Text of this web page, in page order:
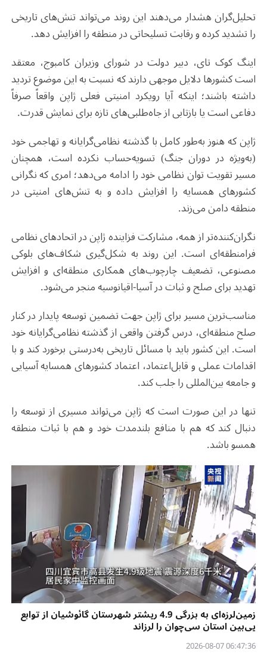
تحلیل‌گران هشدار می‌دهند این روند می‌تواند تنش‌های تاریخی
را تشدید کرده و رقابت تسلیحاتی در منطقه را افزایش دهد.
اینگ کوک تای، دبیر دولت در شورای وزیران کامبوج، معتقد
است کشورها دلایل موجهی دارند که نسبت به این موضوع تردید
داشته باشند؛ اینکه آیا رویکرد امنیتی فعلی ژاپن واقعاً صرفاً
دفاعی است یا بازتابی از جاه‌طلبی‌های تازه برای نمایش قدرت.
ژاپن که هنوز به‌طور کامل با گذشته نظامی‌گرایانه و تهاجمی خود
(به‌ویژه در دوران جنگ) تسویه‌حساب نکرده است، همچنان
مسیر تقویت توان نظامی خود را ادامه می‌دهد؛ امری که نگرانی
کشورهای همسایه را افزایش داده و به تنش‌های امنیتی در
منطقه دامن می‌زند.
نگران‌کننده‌تر از همه، مشارکت فزاینده ژاپن در اتحادهای نظامی
فرامنطقه‌ای است. این روند به شکل‌گیری شکاف‌های بلوکی
مصنوعی، تضعیف چارچوب‌های همکاری منطقه‌ای و افزایش
تهدید برای صلح و ثبات در آسیا-اقیانوسیه منجر می‌شود.
مناسب‌ترین مسیر برای ژاپن جهت تضمین توسعه پایدار در کنار
صلح منطقه‌ای، درس گرفتن واقعی از گذشته نظامی‌گرایانه خود
است. این کشور باید با مسائل تاریخی به‌درستی برخورد کند و با
اقدامات عملی و قابل‌اعتماد، اعتماد کشورهای همسایه آسیایی
و جامعه بین‌المللی را جلب کند.
تنها در این صورت است که ژاپن می‌تواند مسیری از توسعه را
دنبال کند که هم با منافع بلندمدت خود و هم با ثبات منطقه
همسو باشد.
زمین‌لرزه‌ای به بزرگی 4.9 ریشتر شهرستان گائوشیان از توابع
یی‌بین استان سی‌چوان را لرزاند
06:47:36 2026-08-07